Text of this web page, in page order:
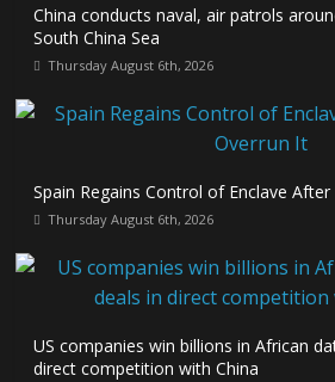
China conducts naval, air patrols
South China Sea
Thursday August 6th, 2026
Spain Regains Control of Enclave
Thursday August 6th, 2026
US companies win billions in African
direct competition with China